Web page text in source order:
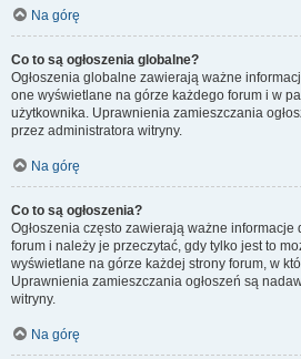
Na górę
Co to są ogłoszenia globalne?
Ogłoszenia globalne zawierają ważne
one wyświetlane na górze każdego forum i w
użytkownika. Uprawnienia zamieszczania
przez administratora witryny.
Na górę
Co to są ogłoszenia?
Ogłoszenia często zawierają ważne
forum i należy je przeczytać, gdy tylko jest to
wyświetlane na górze każdej strony forum, w
Uprawnienia zamieszczania ogłoszeń są
witryny.
Na górę